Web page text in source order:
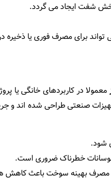
شفت ایجاد می‌ گردد.
تواند برای مصرف فوری یا ذخیره
معمولا در کاربردهای خانگی یا
صنعتی طراحی شده ‌اند و
شود.
نوسانات خطرناک ضروری است.
مصرف بهینه سوخت باعث کاهش